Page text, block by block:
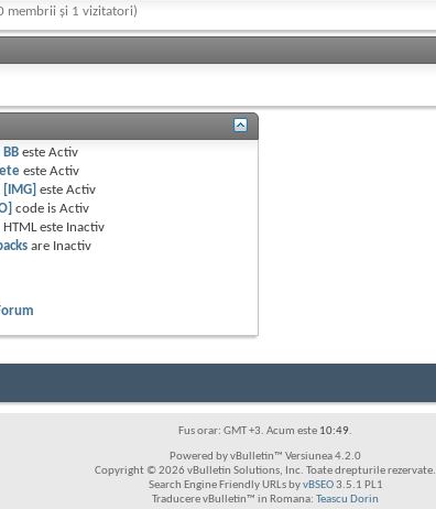
membrii și 1 vizitatori)
esteActiv
esteActiv
[IMG] esteActiv
code isActiv
este Inactiv
are Inactiv
Fus orar: GMT +3. Acum este 10:49.
Powered by vBulletin™ Versiunea 4.2.0
Copyright © 2026 vBulletin Solutions, Inc. Toate drepturile rezervate.
Search Engine Friendly URLs byvBSEO3.5.1 PL1
Traducere vBulletin™ in Romana: Teascu Dorin